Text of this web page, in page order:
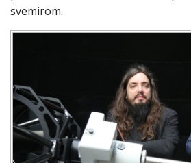
svemirom.